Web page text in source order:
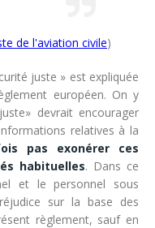
de l'aviation civile)
juste » est expliquée
européen. On y
devrait encourager
relatives à la
pas exonérer ces
habituelles. Dans ce
et le personnel sous
sur la base des
règlement, sauf en